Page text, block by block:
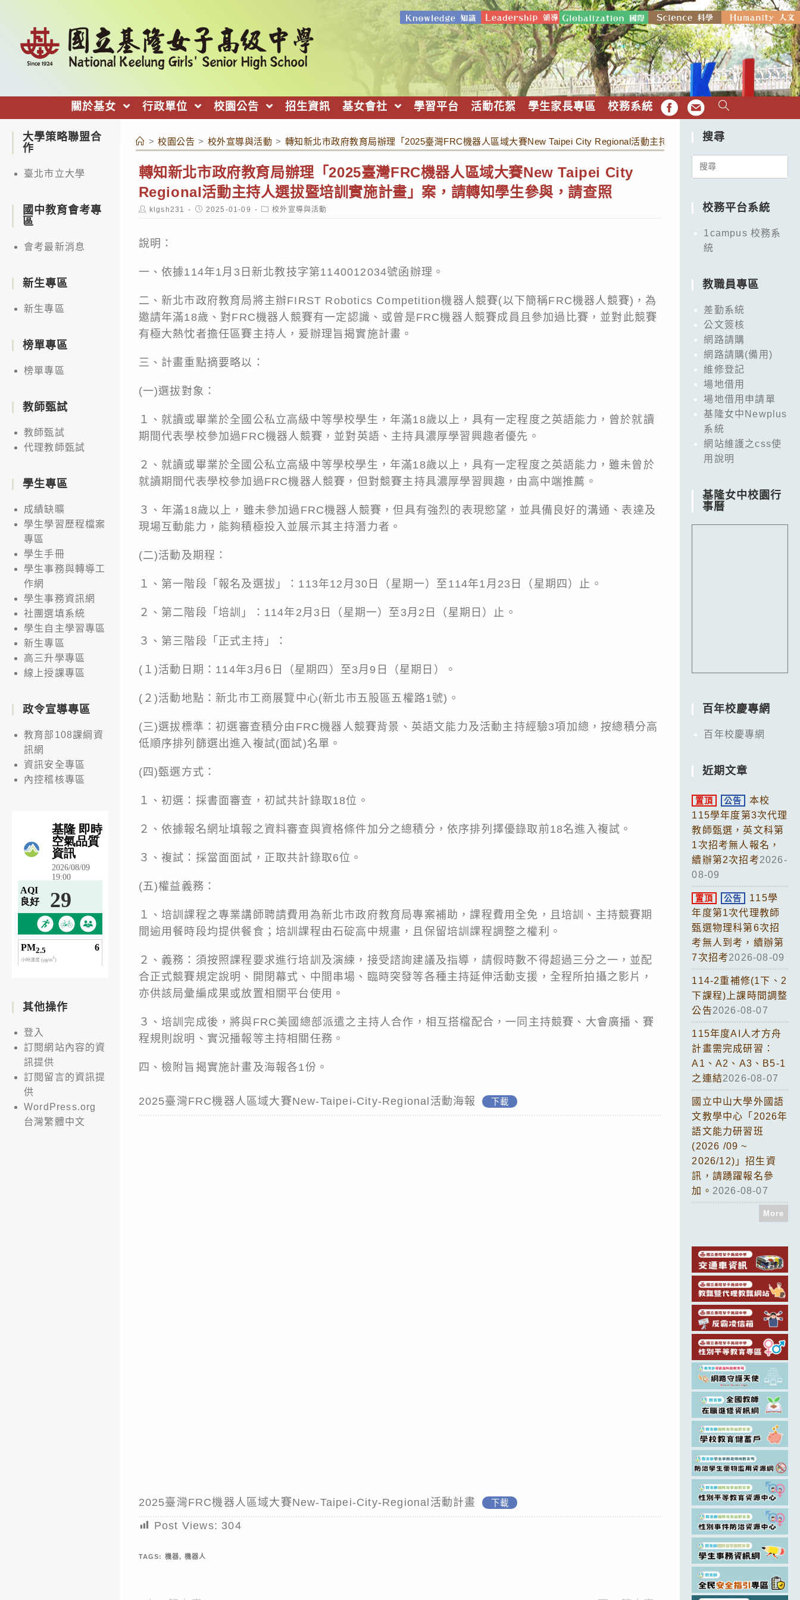
關於基女 行政單位 校園公告 招生資訊 基女會社 學習平台 活動花絮 學生家長專區 校務系統 FB EMAIL
> 校園公告 > 校外宣導與活動 > 轉知新北市政府教育局辦理「2025臺灣FRC機器人區域大賽New Taipei City Regional活動主持人選拔暨培訓實施計畫」案，
轉知新北市政府教育局辦理「2025臺灣FRC機器人區域大賽New Taipei City
Regional活動主持人選拔暨培訓實施計畫」案，請轉知學生參與，請查照
Post
author:
klgsh231
Post
published:
2025-01-09
Post
category:
校外宣導與活動
說明：
一、依據114年1月3日新北教技字第1140012034號函辦理。
二、新北市政府教育局將主辦FIRST Robotics Competition機器人競賽(以下簡稱FRC機器人競賽)，為
邀請年滿18歲、對FRC機器人競賽有一定認識、或曾是FRC機器人競賽成員且參加過比賽，並對此競賽
有極大熱忱者擔任區賽主持人，爰辦理旨揭實施計畫。
三、計畫重點摘要略以：
(一)選拔對象：
１、就讀或畢業於全國公私立高級中等學校學生，年滿18歲以上，具有一定程度之英語能力，曾於就讀
期間代表學校參加過FRC機器人競賽，並對英語、主持具濃厚學習興趣者優先。
２、就讀或畢業於全國公私立高級中等學校學生，年滿18歲以上，具有一定程度之英語能力，雖未曾於
就讀期間代表學校參加過FRC機器人競賽，但對競賽主持具濃厚學習興趣，由高中端推薦。
３、年滿18歲以上，雖未參加過FRC機器人競賽，但具有強烈的表現慾望，並具備良好的溝通、表達及
現場互動能力，能夠積極投入並展示其主持潛力者。
(二)活動及期程：
１、第一階段「報名及選拔」：113年12月30日（星期一）至114年1月23日（星期四）止。
２、第二階段「培訓」：114年2月3日（星期一）至3月2日（星期日）止。
３、第三階段「正式主持」：
(１)活動日期：114年3月6日（星期四）至3月9日（星期日）。
(２)活動地點：新北市工商展覽中心(新北市五股區五權路1號)。
(三)選拔標準：初選審查積分由FRC機器人競賽背景、英語文能力及活動主持經驗3項加總，按總積分高
低順序排列篩選出進入複試(面試)名單。
(四)甄選方式：
１、初選：採書面審查，初試共計錄取18位。
２、依據報名網址填報之資料審查與資格條件加分之總積分，依序排列擇優錄取前18名進入複試。
３、複試：採當面面試，正取共計錄取6位。
(五)權益義務：
１、培訓課程之專業講師聘請費用為新北市政府教育局專案補助，課程費用全免，且培訓、主持競賽期
間逾用餐時段均提供餐食；培訓課程由石碇高中規畫，且保留培訓課程調整之權利。
２、義務：須按照課程要求進行培訓及演練，接受諮詢建議及指導，請假時數不得超過三分之一，並配
合正式競賽規定說明、開閉幕式、中間串場、臨時突發等各種主持延伸活動支援，全程所拍攝之影片，
亦供該局彙編成果或放置相關平台使用。
３、培訓完成後，將與FRC美國總部派遣之主持人合作，相互搭檔配合，一同主持競賽、大會廣播、賽
程規則說明、實況播報等主持相關任務。
四、檢附旨揭實施計畫及海報各1份。
2025臺灣FRC機器人區域大賽New-Taipei-City-Regional活動海報 下載
2025臺灣FRC機器人區域大賽New-Taipei-City-Regional活動計畫 下載
Post Views: 304
TAGS: 機器, 機器人
大學策略聯盟合
作
臺北市立大學
國中教育會考專
區
會考最新消息
新生專區
新生專區
榜單專區
榜單專區
教師甄試
教師甄試
代理教師甄試
學生專區
成績缺曠
學生學習歷程檔案
專區
學生手冊
學生事務與轉導工
作網
學生事務資訊網
社團選填系統
學生自主學習專區
新生專區
高三升學專區
線上授課專區
政令宣導專區
教育部108課綱資
訊網
資訊安全專區
內控稽核專區
其他操作
登入
訂閱網站內容的資
訊提供
訂閱留言的資訊提
供
WordPress.org
台灣繁體中文
搜尋
Search
校務平台系統
1campus 校務系
統
教職員專區
差勤系統
公文簽核
網路請購
網路請購(備用)
維修登記
場地借用
場地借用申請單
基隆女中Newplus
系統
網站維護之css使
用說明
基隆女中校園行
事曆
百年校慶專網
百年校慶專網
近期文章
置頂 公告
本校
115學年度第3次代理
教師甄選，英文科第
1次招考無人報名，
續辦第2次招考2026-
08-09
置頂 公告
115學
年度第1次代理教師
甄選物理科第6次招
考無人到考，續辦第
7次招考2026-08-09
114-2重補修(1下、2
下課程)上課時間調整
公告2026-08-07
115年度AI人才方舟
計畫需完成研習：
A1、A2、A3、B5-1
之連結2026-08-07
國立中山大學外國語
文教學中心「2026年
語文能力研習班
(2026 /09 ~
2026/12)」招生資
訊，請踴躍報名參
加。 2026-08-07
More